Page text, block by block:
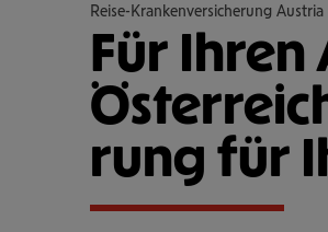
Reise-Krankenversicherung Austria
Für
rung für